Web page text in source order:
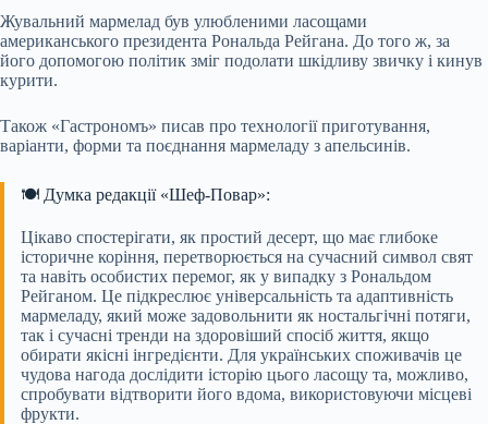
Жувальний мармелад був улюбленими ласощами
американського президента Рональда Рейгана. До того ж, за
його допомогою політик зміг подолати шкідливу звичку і кинув
курити.
Також «Гастрономъ» писав про технології приготування,
варіанти, форми та поєднання мармеладу з апельсинів.
🍽️ Думка редакції «Шеф-Повар»:
Цікаво спостерігати, як простий десерт, що має глибоке
історичне коріння, перетворюється на сучасний символ свят
та навіть особистих перемог, як у випадку з Рональдом
Рейганом. Це підкреслює універсальність та адаптивність
мармеладу, який може задовольнити як ностальгічні потяги,
так і сучасні тренди на здоровіший спосіб життя, якщо
обирати якісні інгредієнти. Для українських споживачів це
чудова нагода дослідити історію цього ласощу та, можливо,
спробувати відтворити його вдома, використовуючи місцеві
фрукти.